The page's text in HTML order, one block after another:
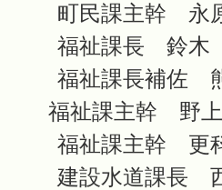
町民課主幹
福祉課長 鈴
福祉課長補佐
福祉課主幹 野
福祉課主幹
建設水道課長